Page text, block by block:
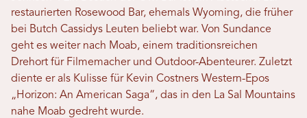
restaurierten Rosewood Bar, ehemals Wyoming, die früher
bei Butch Cassidys Leuten beliebt war. Von Sundance
geht es weiter nach Moab, einem traditionsreichen
Drehort für Filmemacher und Outdoor-Abenteurer. Zuletzt
diente er als Kulisse für Kevin Costners Western-Epos
„Horizon: An American Saga“, das in den La Sal Mountains
nahe Moab gedreht wurde.